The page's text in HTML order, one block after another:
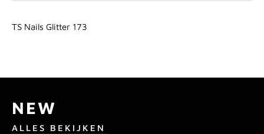
TS Nails Glitter 173
NEW
ALLES BEKIJKEN